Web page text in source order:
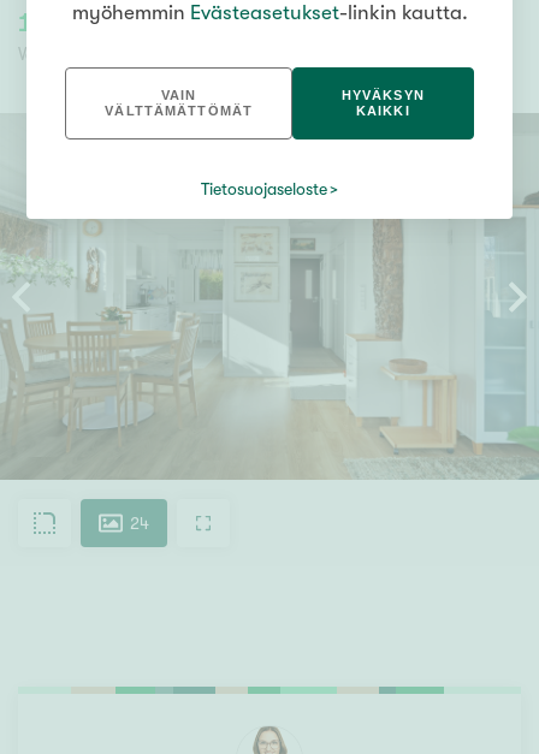
147 000,00 €
Velaton hinta
118 932,30 €
24
myöhemmin Evästeasetukset-linkin kautta.
VAIN
VÄLTTÄMÄTTÖMÄT
HYVÄKSYN
KAIKKI
Tietosuojaseloste